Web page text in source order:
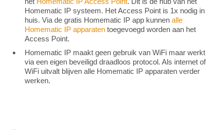
Homematic IP systeem. Het Access Point is 1x nodig in
huis. Via de gratis Homematic IP app kunnen alle
Homematic IP apparaten toegevoegd worden aan het
Access Point.
Homematic IP maakt geen gebruik van WiFi maar werkt
via een eigen beveiligd draadloos protocol. Als internet of
WiFi uitvalt blijven alle Homematic IP apparaten verder
werken.